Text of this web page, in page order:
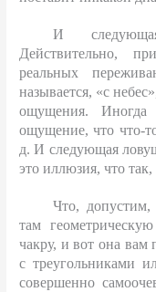
И
Действительно,
реальных
называется, «с
ощущения. Иногда
ощущение, что что-
д. И следующая
это иллюзия, что
Что,
там
чакру, и вот она вам
с треугольниками
совершенно